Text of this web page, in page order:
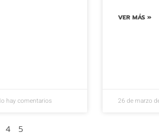
hay comentarios
VER MÁS »
26 de marzo
4 5